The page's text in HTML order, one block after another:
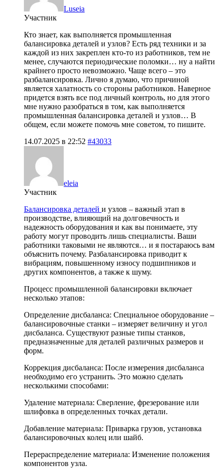
Luseia
Участник
Кто знает, как выполняется промышленная
балансировка деталей и узлов? Есть ряд техники и за
каждой из них закреплен кто-то из работников, тем не
менее, случаются периодические поломки… ну а найти
крайнего просто невозможно. Чаще всего – это
разбалансировка. Лично я думаю, что причиной
является халатность со стороны работников. Наверное
придется взять все под личный контроль, но для этого
мне нужно разобраться в том, как выполняется
промышленная балансировка деталей и узлов… В
общем, если можете помочь мне советом, то пишите.
14.07.2025 в 22:52 #43033
eleia
Участник
Балансировка деталей и узлов – важный этап в
производстве, влияющий на долговечность и
надежность оборудования и как вы понимаете, эту
работу могут проводить лишь специалисты. Ваши
работники таковыми не являются… и я постараюсь вам
объяснить почему. Разбалансировка приводит к
вибрациям, повышенному износу подшипников и
других компонентов, а также к шуму.
Процесс промышленной балансировки включает
несколько этапов:
Определение дисбаланса: Специальное оборудование –
балансировочные станки – измеряет величину и угол
дисбаланса. Существуют разные типы станков,
предназначенные для деталей различных размеров и
форм.
Коррекция дисбаланса: После измерения дисбаланса
необходимо его устранить. Это можно сделать
несколькими способами:
Удаление материала: Сверление, фрезерование или
шлифовка в определенных точках детали.
Добавление материала: Приварка грузов, установка
балансировочных колец или шайб.
Перераспределение материала: Изменение положения
компонентов узла.